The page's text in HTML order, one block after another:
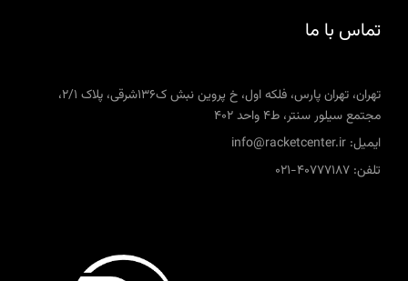
تماس با ما
تهران، تهران پارس، فلکه اول، خ پروین نبش ک136شرقی، پلاک 2/1،
مجتمع سیلور سنتر، ط4 واحد 402
ایمیل: info@racketcenter.ir
تلفن: 40777187-021